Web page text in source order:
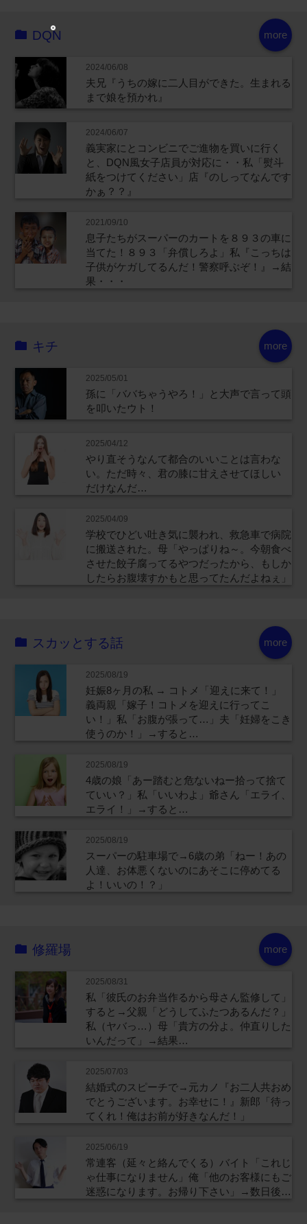
more
DQN
2024/06/08
夫兄『うちの嫁に二人目ができた。生まれる
まで娘を預かれ』
2024/06/07
義実家にとコンビニでご進物を買いに行く
と、DQN風女子店員が対応に・・私「熨斗
紙をつけてください」店『のしってなんです
かぁ？？』
2021/09/10
息子たちがスーパーのカートを８９３の車に
当てた！８９３「弁償しろよ」私『こっちは
子供がケガしてるんだ！警察呼ぶぞ！』→結
果・・・
more
キチ
2025/05/01
孫に「ババちゃうやろ！」と大声で言って頭
を叩いたウト！
2025/04/12
やり直そうなんて都合のいいことは言わな
い。ただ時々、君の膝に甘えさせてほしい
だけなんだ…
2025/04/09
学校でひどい吐き気に襲われ、救急車で病院
に搬送された。母「やっぱりね～。今朝食べ
させた餃子腐ってるやつだったから、もしか
したらお腹壊すかもと思ってたんだよねぇ」
more
スカッとする話
2025/08/19
妊娠8ヶ月の私 → コトメ「迎えに来て！」
義両親「嫁子！コトメを迎えに行ってこ
い！」私「お腹が張って…」夫「妊婦をこき
使うのか！」→すると…
2025/08/19
4歳の娘「あー踏むと危ないねー拾って捨て
ていい？」私「いいわよ」爺さん「エライ、
エライ！」→すると…
2025/08/19
スーパーの駐車場で→6歳の弟「ねー！あの
人達、お体悪くないのにあそこに停めてる
よ！いいの！？」
more
修羅場
2025/08/31
私「彼氏のお弁当作るから母さん監修して」
すると→父親「どうしてふたつあるんだ？」
私（ヤバっ…）母「貴方の分よ。仲直りした
いんだって」→結果…
2025/07/03
結婚式のスピーチで→元カノ『お二人共おめ
でとうございます。お幸せに！』新郎「待っ
てくれ！俺はお前が好きなんだ！」
2025/06/19
常連客（延々と絡んでくる）バイト「これじ
ゃ仕事になりません」俺「他のお客様にもご
迷惑になります。お帰り下さい」→数日後…